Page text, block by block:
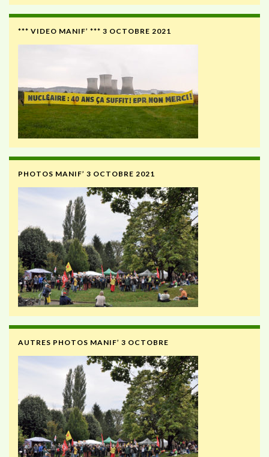
*** VIDEO MANIF’ *** 3 OCTOBRE 2021
PHOTOS MANIF’ 3 OCTOBRE 2021
AUTRES PHOTOS MANIF’ 3 OCTOBRE